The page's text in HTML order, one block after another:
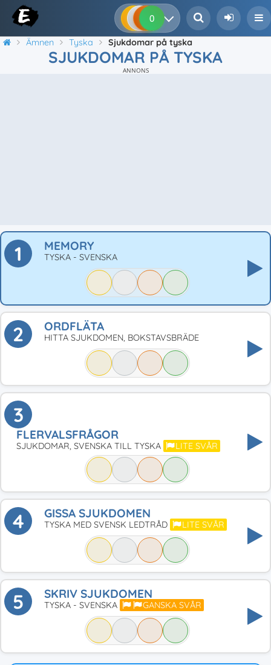
0 0 0
Ämnen Tyska Sjukdomar på tyska
SJUKDOMAR PÅ TYSKA
ANNONS
1 MEMORY
TYSKA - SVENSKA
2 ORDFLÄTA
HITTA SJUKDOMEN, BOKSTAVSBRÄDE
3
FLERVALSFRÅGOR
SJUKDOMAR, SVENSKA TILL TYSKA LITE SVÅR
4 GISSA SJUKDOMEN
TYSKA MED SVENSK LEDTRÅD LITE SVÅR
5 SKRIV SJUKDOMEN
TYSKA - SVENSKA GANSKA SVÅR